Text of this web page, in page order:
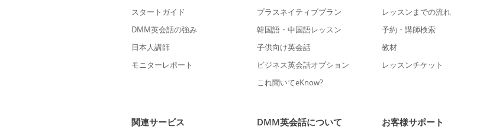
スタートガイド
DMM英会話の強み
日本人講師
モニターレポート
プラスネイティブプラン
韓国語・中国語レッスン
子供向け英会話
ビジネス英会話オプション
これ聞いてeKnow?
レッスンまでの流れ
予約・講師検索
教材
レッスンチケット
関連サービス DMM英会話について お客様サポート